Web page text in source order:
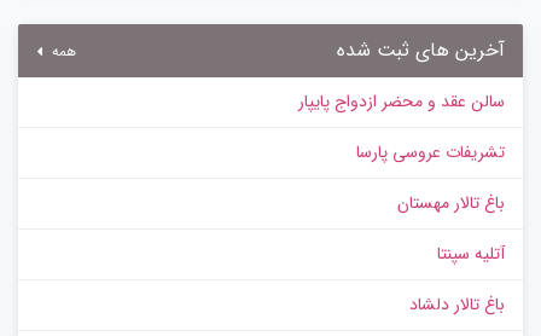
آخرین های ثبت شده همه
سالن عقد و محضر ازدواج پایپار
تشریفات عروسی پارسا
باغ تالار مهستان
آتلیه سپنتا
باغ تالار دلشاد